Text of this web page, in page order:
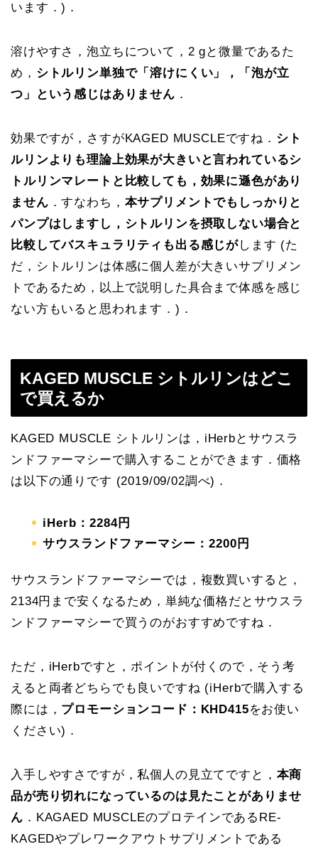
います．)．
溶けやすさ，泡立ちについて，2 gと微量であるた
め， シトルリン単独で「溶けにくい」，「泡が立
つ」という感じはありません ．
効果ですが，さすがKAGED MUSCLEですね． シト
ルリンよりも理論上効果が大きいと言われているシ
トルリンマレートと比較しても，効果に遜色があり
ません ．すなわち， 本サプリメントでもしっかりと
パンプはしますし，シトルリンを摂取しない場合と
比較してバスキュラリティも出る感じがします (た
だ，シトルリンは体感に個人差が大きいサプリメン
トであるため，以上で説明した具合まで体感を感じ
ない方もいると思われます．)．
KAGED MUSCLE シトルリンはどこ
で買えるか
KAGED MUSCLE シトルリンは，iHerbとサウスラ
ンドファーマシーで購入することができます．価格
は以下の通りです (2019/09/02調べ)．
iHerb：2284円
サウスランドファーマシー：2200円
サウスランドファーマシーでは，複数買いすると，
2134円まで安くなるため，単純な価格だとサウスラ
ンドファーマシーで買うのがおすすめですね．
ただ，iHerbですと，ポイントが付くので，そう考
えると両者どちらでも良いですね (iHerbで購入する
際には， プロモーションコード：KHD415をお使い
ください)．
入手しやすさですが，私個人の見立てですと， 本商
品が売り切れになっているのは見たことがありませ
ん ．KAGAED MUSCLEのプロテインであるRE-
KAGEDやプレワークアウトサプリメントである